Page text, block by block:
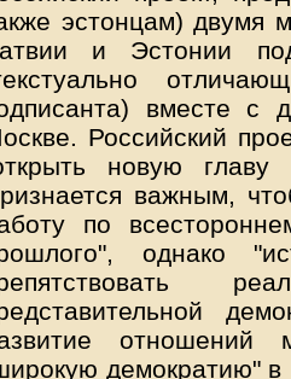
эстонцам) двумя
и Эстонии
вместе с
Российский
новую
важным,
по
однако
отношений
демократию" в